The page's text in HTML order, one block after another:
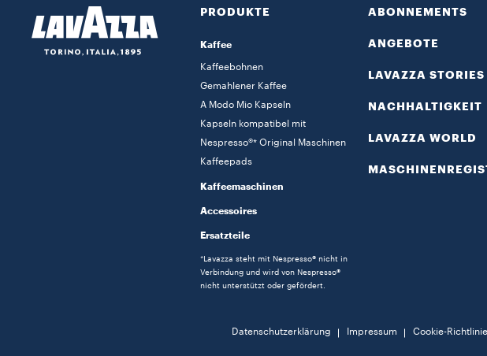
PRODUKTE
Kaffee
Kaffeebohnen
Gemahlener Kaffee
A Modo Mio Kapseln
Kapseln kompatibel mit
Nespresso®* Original Maschinen
Kaffeepads
Kaffeemaschinen
Accessoires
Ersatzteile
*Lavazza steht mit Nespresso® nicht in
Verbindung und wird von Nespresso®
nicht unterstützt oder gefördert.
ABONNEMENTS
ANGEBOTE
LAVAZZA STORIES
NACHHALTIGKEIT
LAVAZZA WORLD
Datenschutzerklärung Impressum Cookie-Richtlinie​